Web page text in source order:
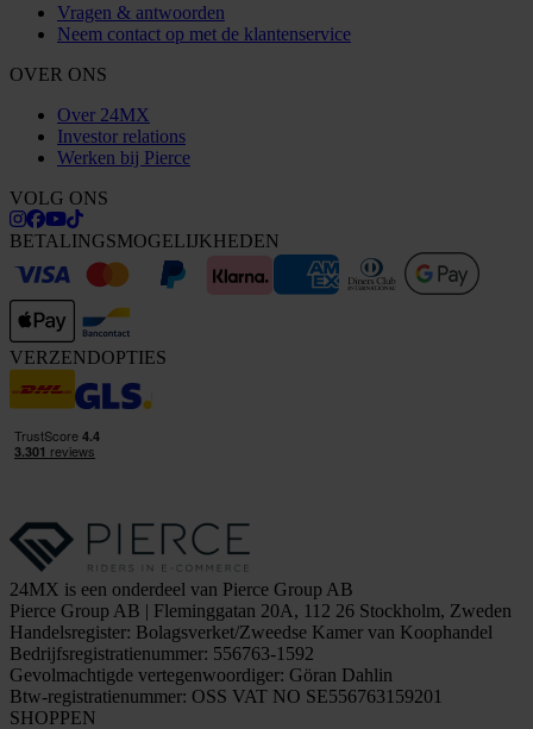
Vragen & antwoorden
Neem contact op met de klantenservice
OVER ONS
Over 24MX
Investor relations
Werken bij Pierce
VOLG ONS
BETALINGSMOGELIJKHEDEN
VERZENDOPTIES
24MX is een onderdeel van Pierce Group AB
Pierce Group AB | Fleminggatan 20A, 112 26 Stockholm, Zweden
Handelsregister: Bolagsverket/Zweedse Kamer van Koophandel
Bedrijfsregistratienummer: 556763-1592
Gevolmachtigde vertegenwoordiger: Göran Dahlin
Btw-registratienummer: OSS VAT NO SE556763159201
SHOPPEN